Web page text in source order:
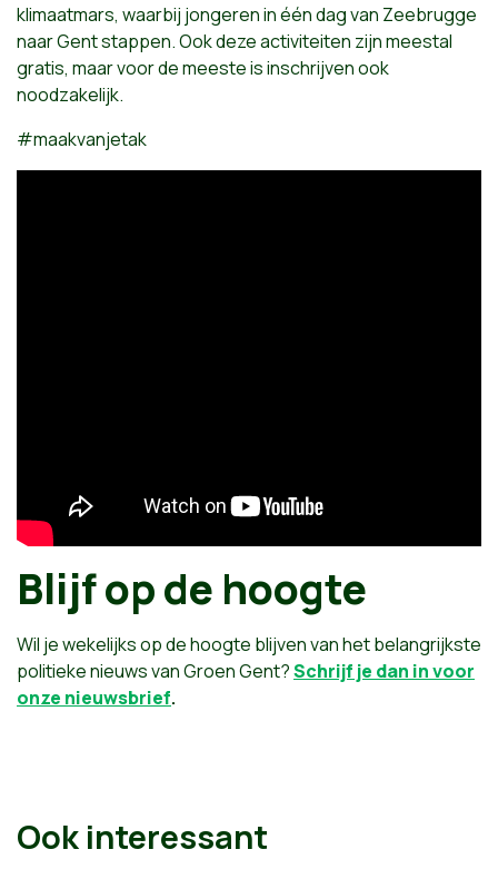
klimaatmars, waarbij jongeren in één dag van Zeebrugge
naar Gent stappen. Ook deze activiteiten zijn meestal
gratis, maar voor de meeste is inschrijven ook
noodzakelijk.
#maakvanjetak
Blijf op de hoogte
Wil je wekelijks op de hoogte blijven van het belangrijkste
politieke nieuws van Groen Gent?Schrijf je dan in voor
onze nieuwsbrief.
Ook interessant